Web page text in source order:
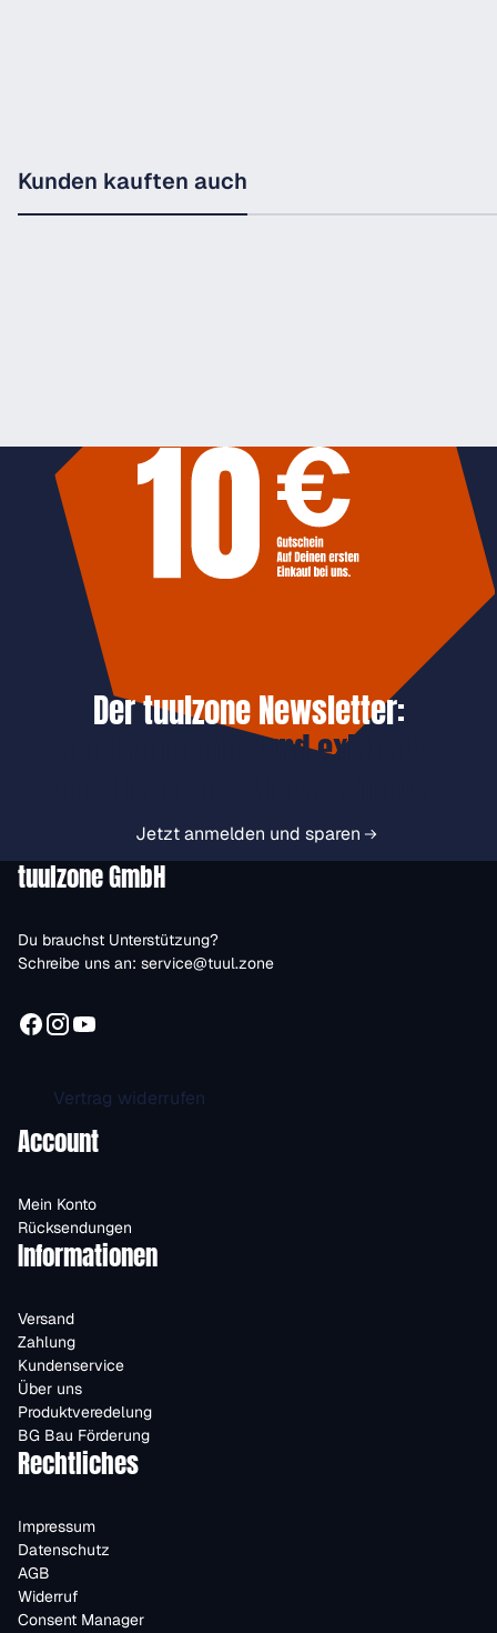
Kunden kauften auch
Der tuulzone Newsletter:
Jetzt anmelden und exklusive
Jetzt anmelden und sparen
tuulzone GmbH
Du brauchst Unterstützung?
Schreibe uns an: service@tuul.zone
Vertrag widerrufen
Account
Mein Konto
Rücksendungen
Informationen
Versand
Zahlung
Kundenservice
Über uns
Produktveredelung
BG Bau Förderung
Rechtliches
Impressum
Datenschutz
AGB
Widerruf
Consent Manager